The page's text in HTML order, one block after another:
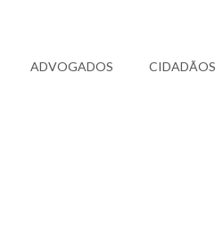
ADVOGADOS CIDADÃOS